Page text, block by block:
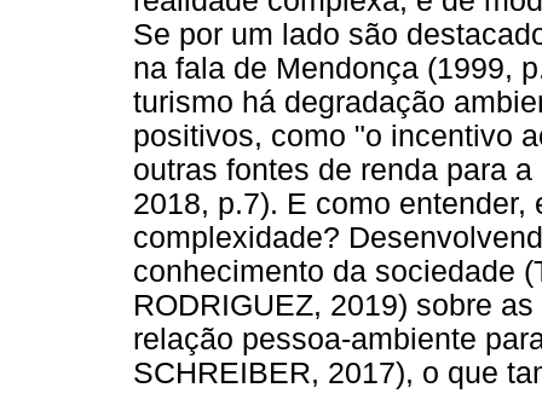
Se por um lado são
na fala de Mendonça (1999,
turismo há degradação
positivos, como "o incentivo
outras fontes de renda para
2018, p.7). E como
complexidade?
conhecimento da sociedade
RODRIGUEZ, 2019) sobre
relação pessoa-ambiente
SCHREIBER, 2017), o que